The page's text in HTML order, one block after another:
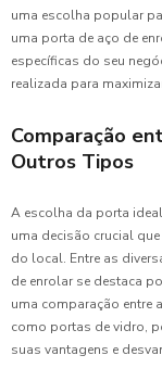
uma escolha popular
uma porta de aço de
específicas do seu
realizada para
Comparação
Outros Tipos
A escolha da porta
uma decisão crucial
do local. Entre as
de enrolar se destaca
uma comparação entre
como portas de vidro,
suas vantagens e